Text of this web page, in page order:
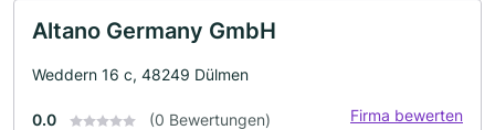
Altano Germany GmbH
Weddern 16 c, 48249 Dülmen
0.0 (0 Bewertungen) Firma bewerten